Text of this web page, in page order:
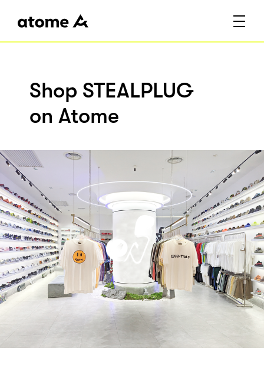
Shop STEALPLUG
on Atome